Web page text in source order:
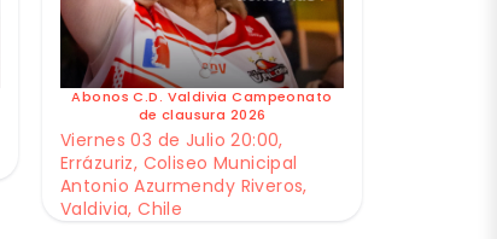
Abonos C.D. Valdivia Campeonato
de clausura 2026
Viernes 03 de Julio 20:00,
Errázuriz, Coliseo Municipal
Antonio Azurmendy Riveros,
Valdivia, Chile